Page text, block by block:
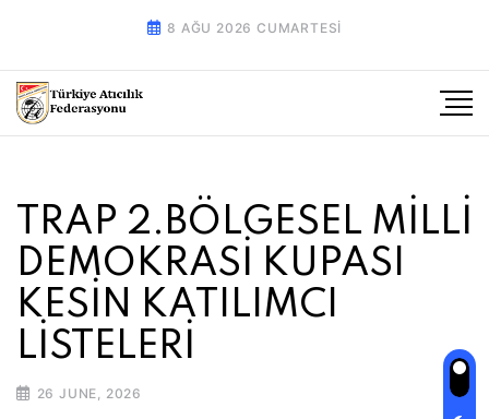
8 AĞU 2026 CUMARTESI
TRAP 2.BÖLGESEL MİLLİ
DEMOKRASİ KUPASI
KESİN KATILIMCI
LİSTELERİ
26 JUNE, 2026